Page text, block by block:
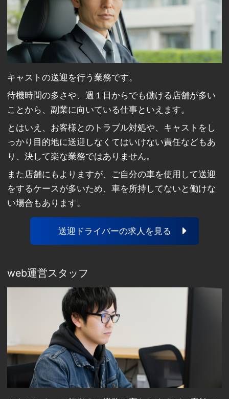
キャストの送迎を行う業務です。
待機時間の多さや、週１日からでも働ける店舗が多い
ことから、副業に向いている仕事といえます。
とはいえ、お客様とのトラブル対処や、キャストをし
っかり目的地に送迎しなくてはいけない責任などもあ
り、決して楽な業務ではありません。
また店舗にもよりますが、ご自分の車を使用して送迎
をするケースが多いため、車を所持してないと働けな
い場合もあります。
送迎ドライバーの求人を見る
web運営スタッフ